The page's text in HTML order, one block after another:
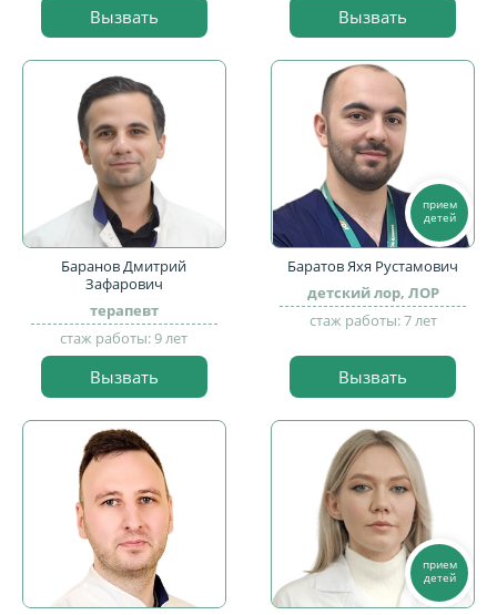
Вызвать Вызвать
Баранов Дмитрий
Зафарович
терапевт
стаж работы: 9 лет
Вызвать
прием
детей
Баратов Яхя Рустамович
детский лор, ЛОР
стаж работы: 7 лет
Вызвать
прием
детей